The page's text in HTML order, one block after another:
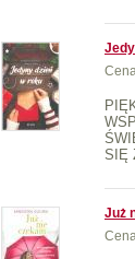
SIĘ
Już